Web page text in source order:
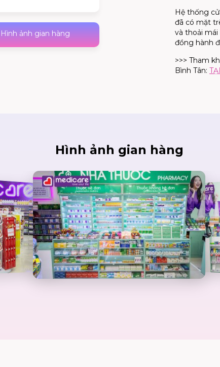
Hình ảnh gian hàng
Hệ thống
đã có mặt
và thoải mái
đồng hành
>>> Tham
Bình Tân:
Hình ảnh gian hàng